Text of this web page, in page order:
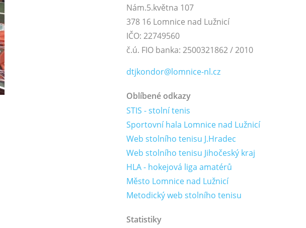
Nám.5.května 107
378 16 Lomnice nad Lužnicí
IČO: 22749560
č.ú. FIO banka: 2500321862 / 2010
dtjkondor@lomnice-nl.cz
Oblíbené odkazy
STIS - stolní tenis
Sportovní hala Lomnice nad Lužnicí
Web stolního tenisu J.Hradec
Web stolního tenisu Jihočeský kraj
HLA - hokejová liga amatérů
Město Lomnice nad Lužnicí
Metodický web stolního tenisu
Statistiky